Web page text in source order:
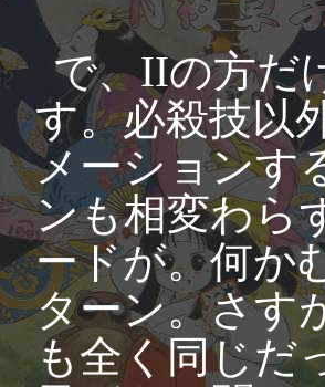
で、IIの方だ
す。必殺技以
メーションす
ンも相変わら
ードが。何か
ターン。さす
も全く同じだ